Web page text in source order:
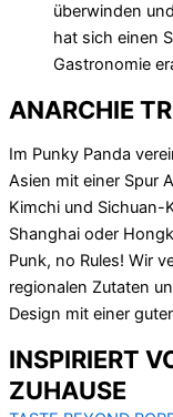
überwinden
hat sich einen
Gastronomie
ANARCHIE
Im Punky Panda
Asien mit einer Spur
Kimchi und Sichuan-
Shanghai oder
Punk, no Rules! Wir
regionalen Zutaten
Design mit einer
INSPIRIERT
ZUHAUSE